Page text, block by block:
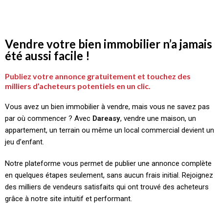
Vendre votre bien immobilier n’a jamais
été aussi facile !
Publiez votre annonce gratuitement et touchez des
milliers d’acheteurs potentiels en un clic.
Vous avez un bien immobilier à vendre, mais vous ne savez pas
par où commencer ? Avec Dareasy, vendre une maison, un
appartement, un terrain ou même un local commercial devient un
jeu d’enfant.
Notre plateforme vous permet de publier une annonce complète
en quelques étapes seulement, sans aucun frais initial. Rejoignez
des milliers de vendeurs satisfaits qui ont trouvé des acheteurs
grâce à notre site intuitif et performant.